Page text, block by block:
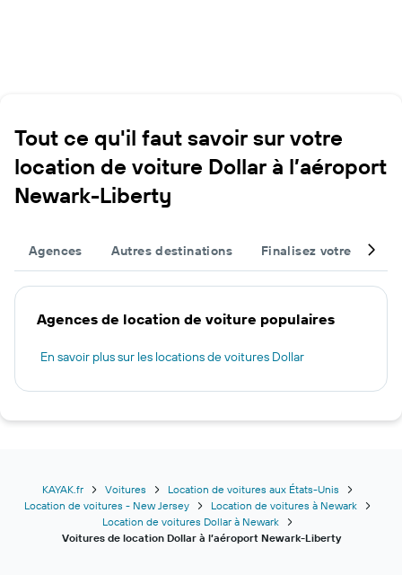
Tout ce qu'il faut savoir sur votre
location de voiture Dollar à l’aéroport
Newark-Liberty
Agences Autres destinations Finalisez votre voyage
Agences de location de voiture populaires
En savoir plus sur les locations de voitures Dollar
KAYAK.fr Voitures
Location de voitures aux États-Unis
Location de voitures - New Jersey
Location de voitures à Newark
Location de voitures Dollar à Newark
Voitures de location Dollar à l’aéroport Newark-Liberty